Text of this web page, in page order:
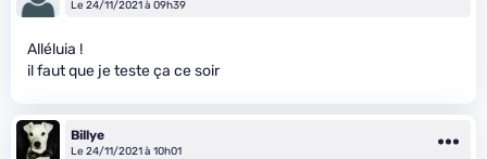
Le 24/11/2021 à 09h39
Alléluia !
il faut que je teste ça ce soir
Billye
Le 24/11/2021 à 10h01